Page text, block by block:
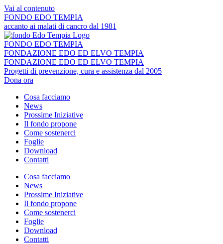
Vai al contenuto
FONDO EDO TEMPIA
accanto ai malati di cancro dal 1981
FONDO EDO TEMPIA
FONDAZIONE EDO ED ELVO TEMPIA
FONDAZIONE EDO ED ELVO TEMPIA
Progetti di prevenzione, cura e assistenza dal 2005
Dona ora
Cosa facciamo
News
Prossime Iniziative
Il fondo propone
Come sostenerci
Foglie
Download
Contatti
Cosa facciamo
News
Prossime Iniziative
Il fondo propone
Come sostenerci
Foglie
Download
Contatti